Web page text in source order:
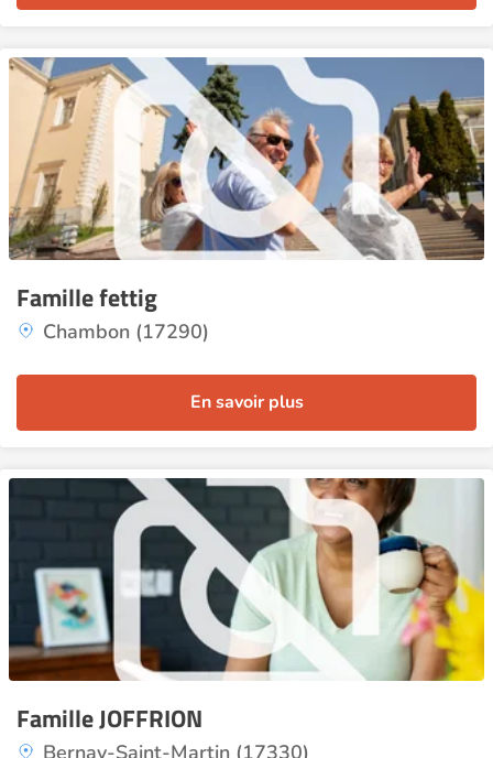
Famille fettig
Chambon (17290)
En savoir plus
Famille JOFFRION
Bernay-Saint-Martin (17330)